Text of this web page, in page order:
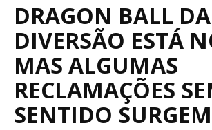
DRAGON BALL
DIVERSÃO ESTÁ
MAS ALGUMAS
RECLAMAÇÕES
SENTIDO SURGEM